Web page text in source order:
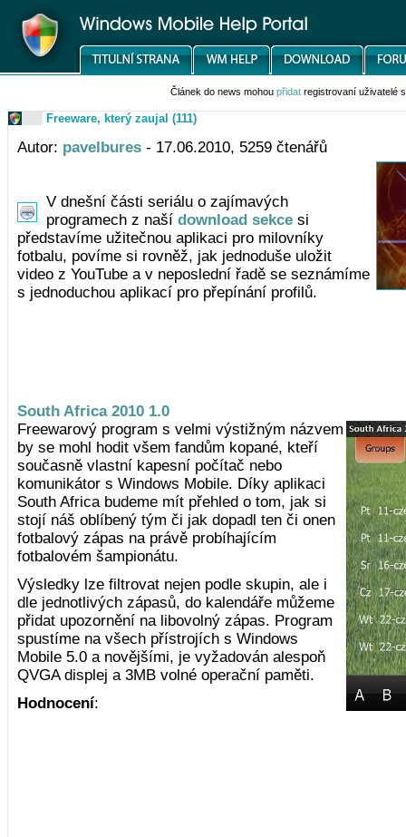
Článek do news mohou přidat registrovaní uživatelé
Freeware, který zaujal (111)
Autor: pavelbures- 17.06.2010, 5259 čtenářů
V dnešní části seriálu o zajímavých
programech z naší download sekcesi
představíme užitečnou aplikaci pro milovníky
fotbalu, povíme si rovněž, jak jednoduše uložit
video z YouTube a v neposlední řadě se seznámíme
s jednoduchou aplikací pro přepínání profilů.
South Africa 2010 1.0
Freewarový program s velmi výstižným názvem
by se mohl hodit všem fandům kopané, kteří
současně vlastní kapesní počítač nebo
komunikátor s Windows Mobile. Díky aplikaci
South Africa budeme mít přehled o tom, jak si
stojí náš oblíbený tým či jak dopadl ten či onen
fotbalový zápas na právě probíhajícím
fotbalovém šampionátu.
Výsledky lze filtrovat nejen podle skupin, ale i
dle jednotlivých zápasů, do kalendáře můžeme
přidat upozornění na libovolný zápas. Program
spustíme na všech přístrojích s Windows
Mobile 5.0 a novějšími, je vyžadován alespoň
QVGA displej a 3MB volné operační paměti.
Hodnocení: